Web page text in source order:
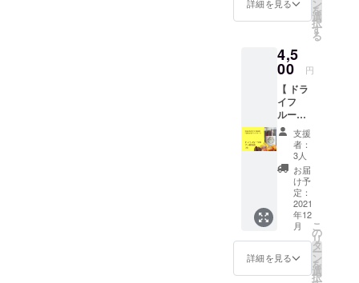
も美味
しくお
がりい
ただけ
ます。
●原材
料
アップ
ル（ト
ル
コ）、
ハイビ
スカ
ス、
ローズ
ヒッ
プ、 ス
テビ
ア、キ
ンモク
セイ、
が、バ
ランス
まれて
いま
す。 毎
日の生
活習慣
にカラ
ダが喜
ぶフ
ルーツ
野草茶
を飲ん
でみま
せん
か？ レ
ター
にてお
届けし
生食
感！ 砂
着色料
も不使
用。 お
子さま
からご
年配の
方ま
で、幅
広い年
代の方
に喜ん
で頂い
ており
ます。
そのま
ツに、
小さく
のみを
チョコ
レート
です。
●原材
料 良
質なカ
カオに
デーツ
の上品
な甘み
を加え
て作っ
た本物
のチョ
コレー
種類(各
2個入)
島の方
への発
送はギ
フト
ラッピ
ング無
しとな
りま
す。ご
了承く
ださ
い。 お
砂糖を
一切使
わない
デーツ
チョコ
12月下
旬、賞
限：約
１年 ●
セット
内容 ・
デーツ
シロッ
プ
1,000g
ギフ
トラッ
ピング
付き* ・
感謝の
お手紙 *
北海
道、沖
縄、離
詳細を見る ン
を
選
択
す
る
4,5
00 円
【 ドラ
イフ
ルーツ
の窒素
缶詰 】
送料・
消費税
込み ・
お届け
予定12
月下
旬、賞
味期
限
2026年
支援
者：
3人
お届
け予
定：
2021
年12
月
詳細を見る
こ
の
リ
タ
ー
ン
を
選
択